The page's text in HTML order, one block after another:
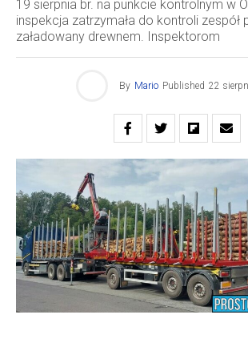
19 sierpnia br. na punkcie kontrolnym w
inspekcja zatrzymała do kontroli zespół
załadowany drewnem. Inspektorom
By Mario Published 22